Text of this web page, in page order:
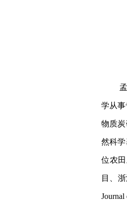
学从
物质
然科
位农
目、
Journal